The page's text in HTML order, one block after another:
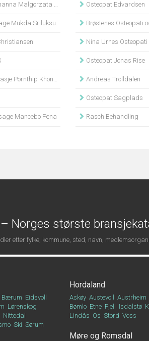
Malgorzata Szafran
Sriluksungnern
Pornthip Khongsap
Mancebo Pena
Osteopat Edvardsen
Brøstenes Osteopati
Nina Urnes Osteopati
Osteopat Jonas Rise
Andreas Trolldalen
Osteopat Sagplads
Rasch Behandling
– Norges største
etter fylke, kommune, sted, navn,
Bærum Eidsvoll
Lørenskog
Nittedal
Ski Sørum
Hordaland
Askøy Austevoll Austrheim
Bømlo Etne Fjell Isdalstø
Lindås Os Stord Voss
Møre og Romsdal